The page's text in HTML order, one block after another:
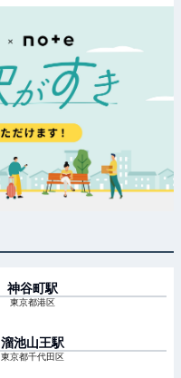
神谷町駅
東京都港区
溜池山王駅
東京都千代田区